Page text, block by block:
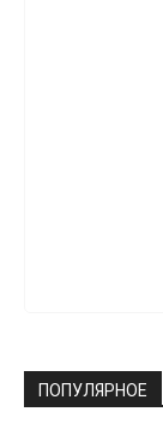
ПОПУЛЯРНОЕ